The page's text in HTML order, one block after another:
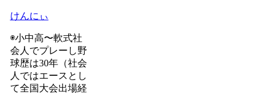
けんにぃ
◉小中高〜軟式社
会人でプレーし野
球歴は30年（社会
人ではエースとし
て全国大会出場経